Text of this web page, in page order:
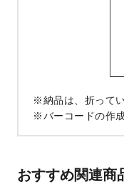
納品は、折って
バーコードの作
おすすめ関連商